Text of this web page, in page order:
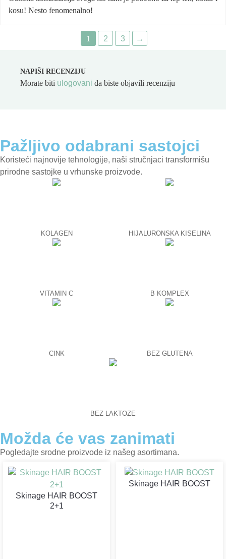
kosu! Nesto fenomenalno!
1 2 3 →
NAPIŠI RECENZIJU
Morate biti ulogovani da biste objavili recenziju
Pažljivo odabrani sastojci
Koristeći najnovije tehnologije, naši stručnjaci transformišu
prirodne sastojke u vrhunske proizvode.
KOLAGEN HIJALURONSKA KISELINA
VITAMIN C B KOMPLEX
CINK BEZ GLUTENA
BEZ LAKTOZE
Možda će vas zanimati
Pogledajte srodne proizvode iz našeg asortimana.
Skinage HAIR BOOST
2+1
Skinage HAIR BOOST